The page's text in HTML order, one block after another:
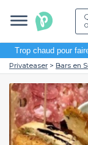
Trop chaud pour
Privateaser Bars en